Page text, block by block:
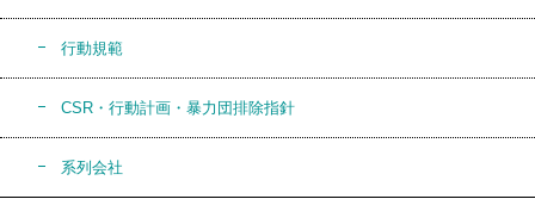
行動規範
CSR・行動計画・暴力団排除指針
系列会社